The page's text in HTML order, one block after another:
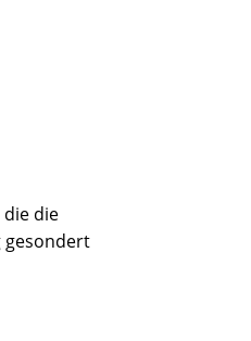
die
gesondert